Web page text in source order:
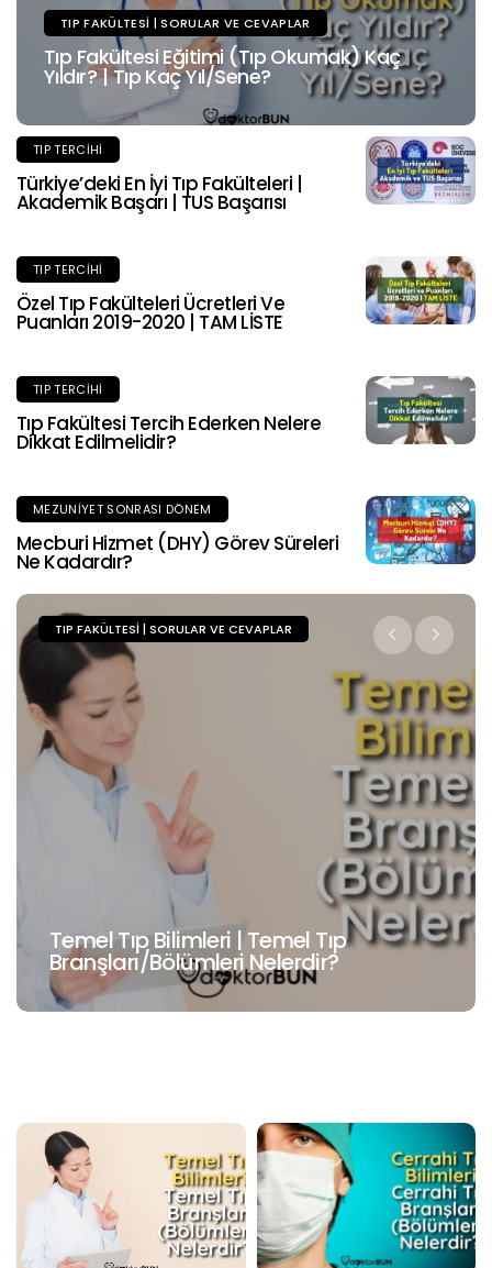
TIP FAKÜLTESI | SORULAR VE CEVAPLAR
Tıp Fakültesi Eğitimi (Tıp Okumak) Kaç
Yıldır? | Tıp Kaç Yıl/Sene?
TIP TERCIHI
Türkiye’deki En İyi Tıp Fakülteleri |
Akademik Başarı | TUS Başarısı
TIP TERCIHI
Özel Tıp Fakülteleri Ücretleri Ve
Puanları 2019-2020 | TAM LİSTE
TIP TERCIHI
Tıp Fakültesi Tercih Ederken Nelere
Dikkat Edilmelidir?
MEZUNIYET SONRASI DÖNEM
Mecburi Hizmet (DHY) Görev Süreleri
Ne Kadardır?
TIP FAKÜLTESI | SORULAR VE CEVAPLAR
Cerrahi Tıp Bilimleri | Cerrahi Tıp
Branşları/Bölümleri Nelerdir?